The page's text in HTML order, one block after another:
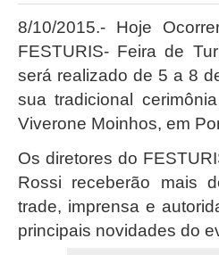
8/10/2015.- Hoje
FESTURIS- Feira de
será realizado de 5 a 8
sua tradicional
Viverone Moinhos, em
Os diretores do
Rossi receberão mais
trade, imprensa e
principais novidades do